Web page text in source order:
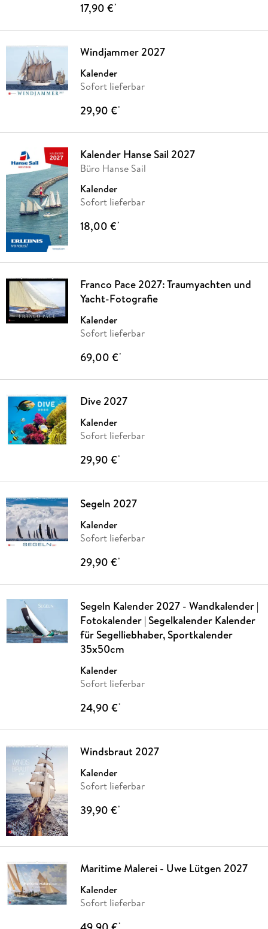
17,90 €*
Windjammer 2027
Kalender
Sofort lieferbar
29,90 €*
Kalender Hanse Sail 2027
Büro Hanse Sail
Kalender
Sofort lieferbar
18,00 €*
Franco Pace 2027: Traumyachten und
Yacht-Fotografie
Kalender
Sofort lieferbar
69,00 €*
Dive 2027
Kalender
Sofort lieferbar
29,90 €*
Segeln 2027
Kalender
Sofort lieferbar
29,90 €*
Segeln Kalender 2027 - Wandkalender |
Fotokalender | Segelkalender Kalender
für Segelliebhaber, Sportkalender
35x50cm
Kalender
Sofort lieferbar
24,90 €*
Windsbraut 2027
Kalender
Sofort lieferbar
39,90 €*
Maritime Malerei - Uwe Lütgen 2027
Kalender
Sofort lieferbar
*